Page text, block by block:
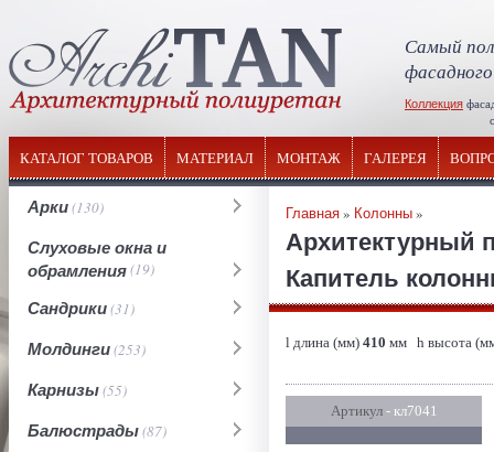
Самый
Коллекция
КАТАЛОГ ТОВАРОВ МАТЕРИАЛ МОНТАЖ ГАЛЕРЕЯ
Арки(130)
Слуховые окна и
обрамления(19)
Сандрики(31)
Молдинги(253)
Карнизы(55)
Балюстрады(87)
Главная» Колонны»
Архитектурный
Капитель
l длина (мм) 410 мм h высота
Артикул- кл7041